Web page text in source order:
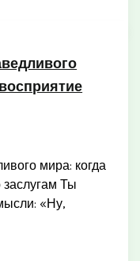
мира: когда
заслугам Ты
«Ну,